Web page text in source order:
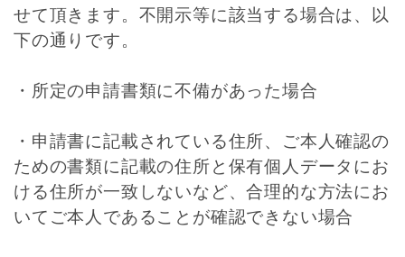
せて頂きます。不開示等に該当する場合は、以
下の通りです。
・所定の申請書類に不備があった場合
・申請書に記載されている住所、ご本人確認の
ための書類に記載の住所と保有個人データにお
ける住所が一致しないなど、合理的な方法にお
いてご本人であることが確認できない場合